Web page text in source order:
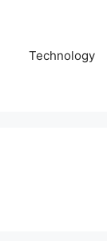
Technology